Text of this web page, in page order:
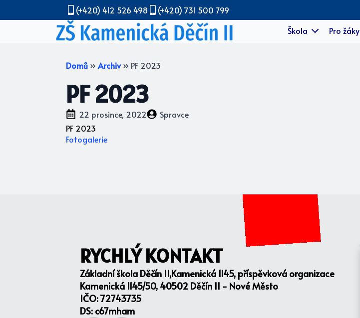
(+420) 412 526 498 (+420) 731 500 799
Škola
Pro žáky
Domů » Archiv » PF 2023
PF 2023
22 prosince, 2022
Spravce
PF 2023
Fotogalerie
RYCHLÝ KONTAKT
Základní škola Děčín II,Kamenická 1145, příspěvková organizace
Kamenická 1145/50, 40502 Děčín II - Nové Město
IČO: 72743735
DS: c67mham